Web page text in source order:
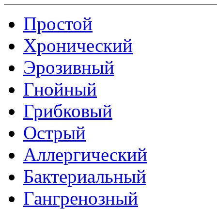
Простой
Хронический
Эрозивный
Гнойный
Грибковый
Острый
Аллергический
Бактериальный
Гангренозный